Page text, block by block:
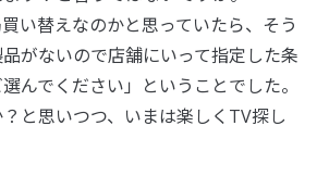
い替えなのかと思っていたら、そう
がないので店舗にいって指定した条
んでください」ということでした。
と思いつつ、いまは楽しくTV探し